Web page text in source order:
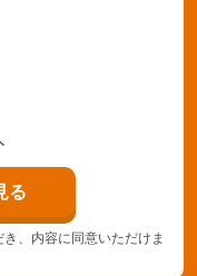
る
き、内容に同意いただけま